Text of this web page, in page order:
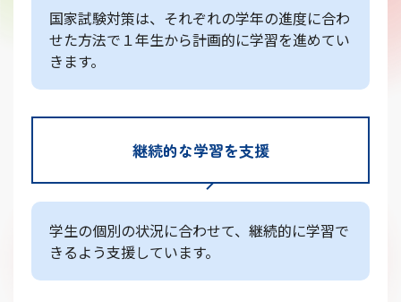
国家試験対策は、それぞれの学年の進度に合わ
せた方法で１年生から計画的に学習を進めてい
きます。
継続的な学習を支援
学生の個別の状況に合わせて、継続的に学習で
きるよう支援しています。